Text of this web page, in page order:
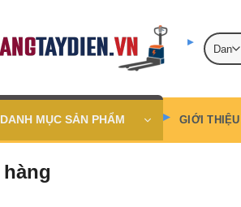
DANH MỤC SẢN PHẨM GIỚI THIỆU